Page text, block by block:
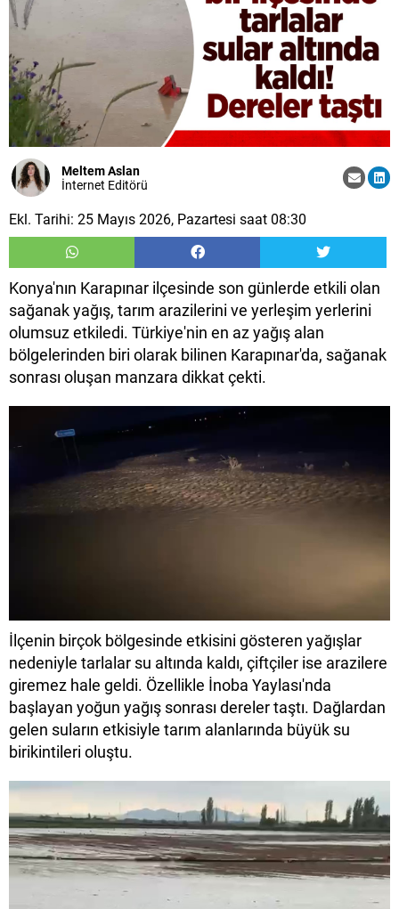
Meltem Aslan
İnternet Editörü
Ekl. Tarihi: 25 Mayıs 2026, Pazartesi saat 08:30
Konya'nın Karapınar ilçesinde son günlerde etkili olan
sağanak yağış, tarım arazilerini ve yerleşim yerlerini
olumsuz etkiledi. Türkiye'nin en az yağış alan
bölgelerinden biri olarak bilinen Karapınar'da, sağanak
sonrası oluşan manzara dikkat çekti.
İlçenin birçok bölgesinde etkisini gösteren yağışlar
nedeniyle tarlalar su altında kaldı, çiftçiler ise arazilere
giremez hale geldi. Özellikle İnoba Yaylası'nda
başlayan yoğun yağış sonrası dereler taştı. Dağlardan
gelen suların etkisiyle tarım alanlarında büyük su
birikintileri oluştu.